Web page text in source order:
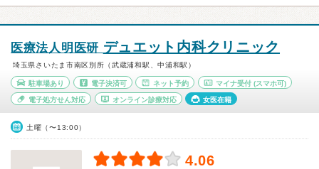
医療法人明医研 デュエット内科クリニック
埼玉県さいたま市南区別所（武蔵浦和駅、中浦和駅）
駐車場あり 電子決済可 ネット予約 マイナ受付 (スマホ可)
電子処方せん対応 オンライン診療対応 女医在籍
土曜（〜13:00）
4.06